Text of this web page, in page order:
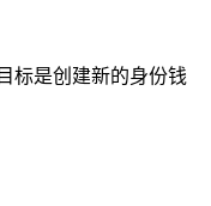
标是创建新的身份钱